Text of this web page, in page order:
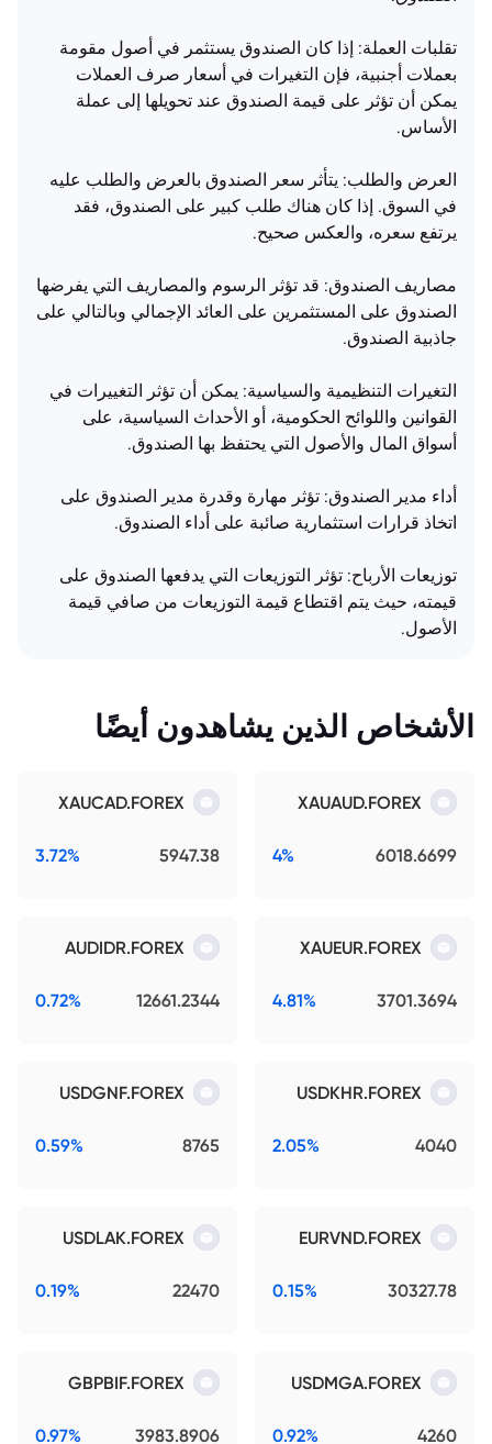
تقلبات العملة: إذا كان الصندوق يستثمر في أصول مقومة
بعملات أجنبية، فإن التغيرات في أسعار صرف العملات
يمكن أن تؤثر على قيمة الصندوق عند تحويلها إلى عملة
الأساس.
العرض والطلب: يتأثر سعر الصندوق بالعرض والطلب عليه
في السوق. إذا كان هناك طلب كبير على الصندوق، فقد
يرتفع سعره، والعكس صحيح.
مصاريف الصندوق: قد تؤثر الرسوم والمصاريف التي يفرضها
الصندوق على المستثمرين على العائد الإجمالي وبالتالي على
جاذبية الصندوق.
التغيرات التنظيمية والسياسية: يمكن أن تؤثر التغييرات في
القوانين واللوائح الحكومية، أو الأحداث السياسية، على
أسواق المال والأصول التي يحتفظ بها الصندوق.
أداء مدير الصندوق: تؤثر مهارة وقدرة مدير الصندوق على
اتخاذ قرارات استثمارية صائبة على أداء الصندوق.
توزيعات الأرباح: تؤثر التوزيعات التي يدفعها الصندوق على
قيمته، حيث يتم اقتطاع قيمة التوزيعات من صافي قيمة
الأصول.
الأشخاص الذين يشاهدون أيضًا
XAUAUD.FOREX
6018.6699
4%
XAUCAD.FOREX
5947.38
3.72%
XAUEUR.FOREX
3701.3694
4.81%
AUDIDR.FOREX
12661.2344
0.72%
USDKHR.FOREX
4040
2.05%
USDGNF.FOREX
8765
0.59%
EURVND.FOREX
30327.78
0.15%
USDLAK.FOREX
22470
0.19%
USDMGA.FOREX
4260
0.92%
GBPBIF.FOREX
3983.8906
0.97%